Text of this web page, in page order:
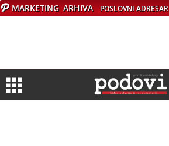
MARKETING ARHIVA POSLOVNI ADRESAR